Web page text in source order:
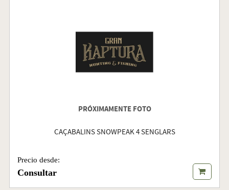
PRÓXIMAMENTE FOTO
CAÇABALINS SNOWPEAK 4 SENGLARS
Precio desde:
Consultar